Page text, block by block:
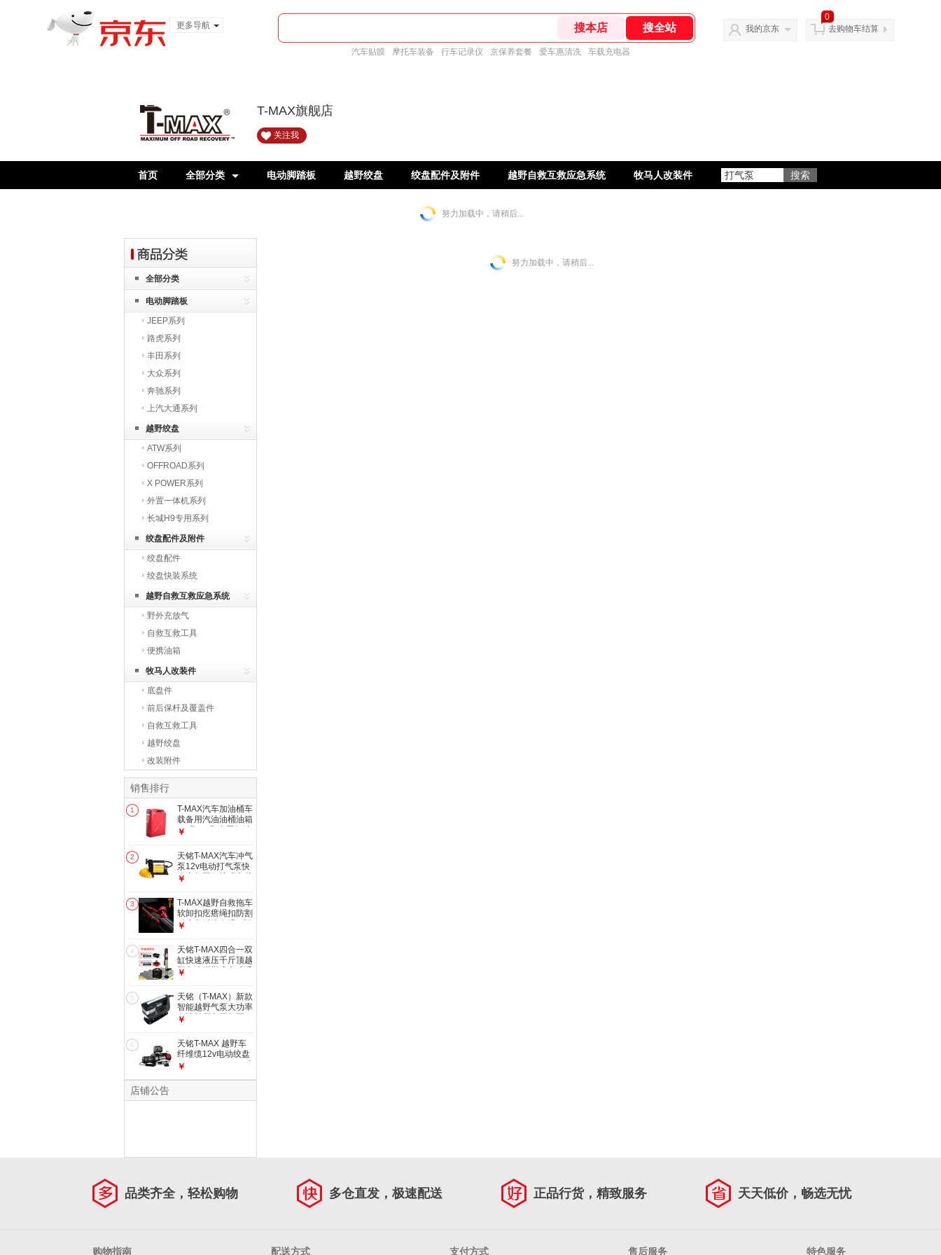
更多导航
汽车贴膜 摩托车装备 行车记录仪 京保养套餐 爱车惠清洗 车载充电器
我的京东
0
去购物车结算
T-MAX旗舰店
关注我
首页 全部分类 电动脚踏板 越野绞盘 绞盘配件及附件 越野自救互救应急系统 牧马人改装件
努力加载中，请稍后...
全部分类
电动脚踏板
JEEP系列
路虎系列
丰田系列
大众系列
奔驰系列
上汽大通系列
越野绞盘
ATW系列
OFFROAD系列
X POWER系列
外置一体机系列
长城H9专用系列
绞盘配件及附件
绞盘配件
绞盘快装系统
越野自救互救应急系统
野外充放气
自救互救工具
便携油箱
牧马人改装件
底盘件
前后保杆及覆盖件
自救互救工具
越野绞盘
改装附件
销售排行
1
T-MAX汽车加油桶车
载备用汽油油桶油箱
10升/20升 内置加油
(不含油箱架)
￥
2
天铭T-MAX汽车冲气
泵12v电动打气泵快
速充气泵便携式车载
泵加气泵 72L
￥
3
T-MAX越野自救拖车
软卸扣疙瘩绳扣防割
耐磨救援绞盘绳U型
￥
4
天铭T-MAX四合一双
缸快速液压千斤顶越
野车液压举升立式千
￥
5
天铭（T-MAX）新款
智能越野气泵大功率
自设胎压车用气泵
￥
6
天铭T-MAX 越野车
纤维缆12v电动绞盘
X-power ew 9500磅
￥
店铺公告
努力加载中，请稍后...
品类齐全，轻松购物 多仓直发，极速配送 正品行货，精致服务 天天低价，畅选无忧
购物指南 配送方式 支付方式 售后服务 特色服务